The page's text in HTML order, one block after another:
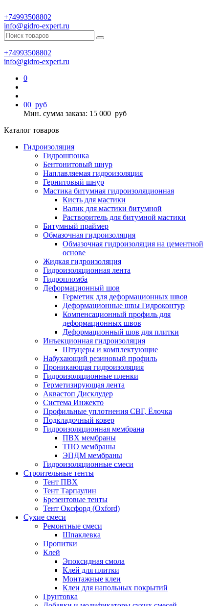
+74993508802
info@gidro-expert.ru
+74993508802
info@gidro-expert.ru
0
00 руб
Мин. сумма заказа: 15 000 руб
Каталог товаров
Гидроизоляция
Гидрошпонка
Бентонитовый шнур
Наплавляемая гидроизоляция
Гернитовый шнур
Мастика битумная гидроизоляционная
Кисть для мастики
Валик для мастики битумной
Растворитель для битумной мастики
Битумный праймер
Обмазочная гидроизоляция
Обмазочная гидроизоляция на цементной
основе
Жидкая гидроизоляция
Гидроизоляционная лента
Гидропломба
Деформационный шов
Герметик для деформационных швов
Деформационные швы Гидроконтур
Компенсационный профиль для
деформационных швов
Деформационный шов для плитки
Инъекционная гидроизоляция
Штуцеры и комплектующие
Набухающий резиновый профиль
Проникающая гидроизоляция
Гидроизоляционные пленки
Герметизирующая лента
Аквастоп Дисклудер
Система Инжекто
Профильные уплотнения СВГ, Ёлочка
Подкладочный ковер
Гидроизоляционная мембрана
ПВХ мембраны
ТПО мембраны
ЭПДМ мембраны
Гидроизоляционные смеси
Строительные тенты
Тент ПВХ
Тент Тарпаулин
Брезентовые тенты
Тент Оксфорд (Oxford)
Сухие смеси
Ремонтные смеси
Шпаклевка
Пропитки
Клей
Эпоксидная смола
Клей для плитки
Монтажные клеи
Клеи для напольных покрытий
Грунтовка